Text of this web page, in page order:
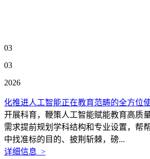
03
03
2026
化推进人工智能正在教育范畴的全方位
开展科育，鞭策人工智能赋能教育高质
需求提前规划学科结构和专业设置，帮
中找准标的目的、披荆斩棘，磅...
详细信息 >